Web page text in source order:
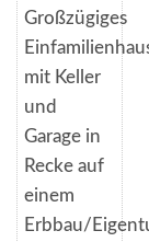
Großzügiges
mit Keller
und
Garage in
Recke auf
einem
Erbbau/